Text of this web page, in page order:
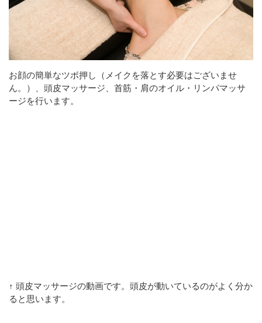
お顔の簡単なツボ押し（メイクを落とす必要はございませ
ん。）、頭皮マッサージ、首筋・肩のオイル・リンパマッサ
ージを行います。
↑ 頭皮マッサージの動画です。頭皮が動いているのがよく分か
ると思います。